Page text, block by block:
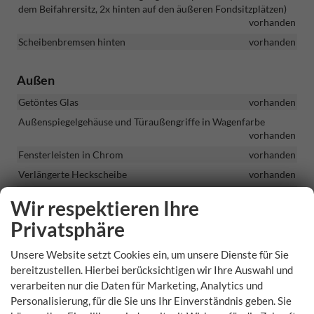
dem Beifahrersitz, 2x hinten auf den äußeren Fondsitzplätzen)
vorhanden
Scheibenbremsen hinten
vorhanden
Außen
Getöntes Glas
vorhanden
Außenspiegelgehäuse und Türaußengriffe in Wagenfarbe
vorhanden
Fensterleisten in Chrom
vorhanden
Verlängerte Heckscheibe
vorhanden
Räder & Technik
LED-Scheinwerfer mit LED-Tagfahrlicht
vorhanden
Tempomat mit Geschwindigkeitsbegrenzer
vorhanden
Startknopf und Zentralverriegelung mit Fernbedienung
Wir respektieren Ihre
Privatsphäre
Unsere Website setzt Cookies ein, um unsere Dienste für Sie
bereitzustellen. Hierbei berücksichtigen wir Ihre Auswahl und
verarbeiten nur die Daten für Marketing, Analytics und
Personalisierung, für die Sie uns Ihr Einverständnis geben. Sie